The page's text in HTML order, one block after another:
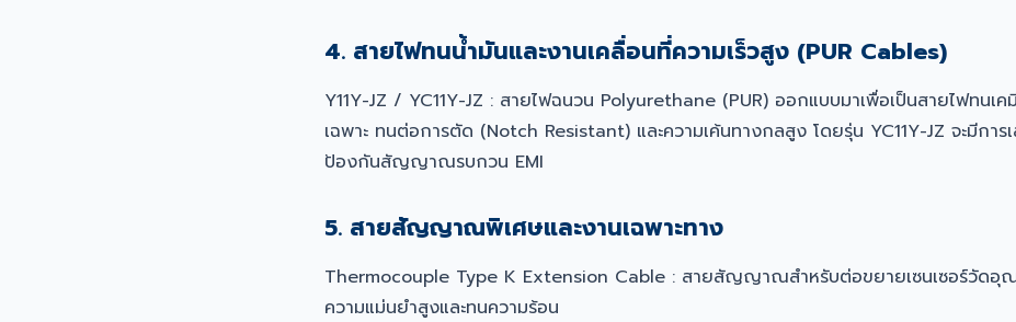
4. สายไฟทนน้ำมันและงานเคลื่อนที่ความเร็วสูง (PUR Cables)
Y11Y-JZ / YC11Y-JZ : สายไฟฉนวน Polyurethane (PUR) ออกแบบมาเพื่อเป็นสายไฟทนเค
เฉพาะ ทนต่อการตัด (Notch Resistant) และความเค้นทางกลสูง โดยรุ่น YC11Y-JZ จะมีการ
ป้องกันสัญญาณรบกวน EMI
5. สายสัญญาณพิเศษและงานเฉพาะทาง
Thermocouple Type K Extension Cable : สายสัญญาณสำหรับต่อขยายเซนเซอร์วัดอุ
ความแม่นยำสูงและทนความร้อน